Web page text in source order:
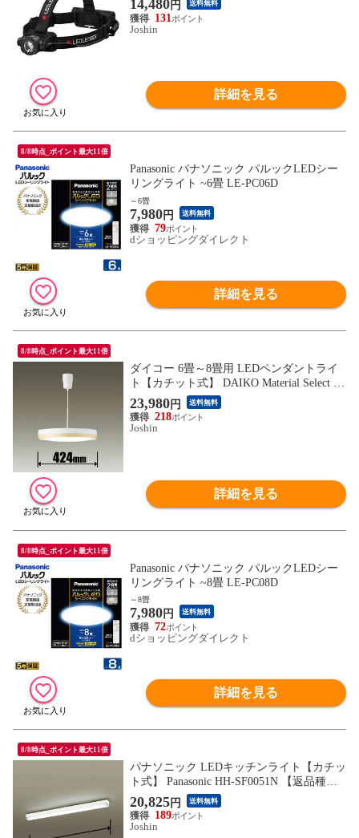
14,480円 送料無料
131
Joshin
詳細を見る
8/8時点_ポイント最大11倍
Panasonic パナソニック パルックLEDシー
リングライト ~6畳 LE-PC06D
～6畳
7,980円 送料無料
79
dショッピングダイレクト
詳細を見る
8/8時点_ポイント最大11倍
ダイコー 6畳～8畳用 LEDペンダントライ
ト【カチット式】 DAIKO Material Select Se
ries PENDANT DXL-81438 【返品種別A】
23,980円 送料無料
218
Joshin
詳細を見る
8/8時点_ポイント最大11倍
Panasonic パナソニック パルックLEDシー
リングライト ~8畳 LE-PC08D
～8畳
7,980円 送料無料
72
dショッピングダイレクト
詳細を見る
8/8時点_ポイント最大11倍
パナソニック LEDキッチンライト【カチッ
ト式】 Panasonic HH-SF0051N 【返品種別
A】
20,825円 送料無料
189
Joshin